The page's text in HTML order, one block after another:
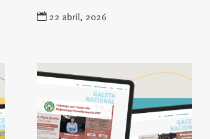
22 abril, 2026